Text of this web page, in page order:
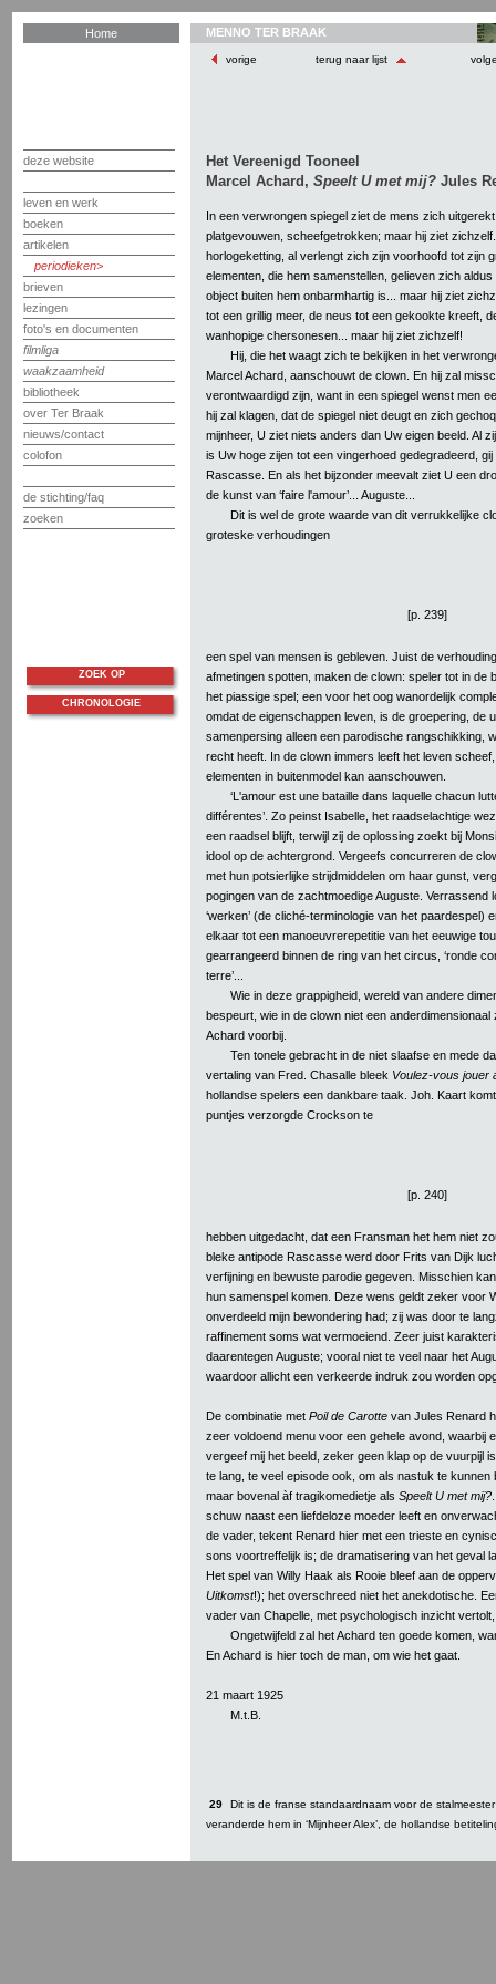
Home
deze website
leven en werk
boeken
artikelen
periodieken
brieven
lezingen
foto's en documenten
filmliga
waakzaamheid
bibliotheek
over Ter Braak
nieuws/contact
colofon
de stichting/faq
zoeken
MENNO TER BRAAK
vorige terug naar lijst
Het Vereenigd Tooneel
Marcel Achard, Speelt U met mij? Jules
In een verwrongen spiegel ziet de mens zich
platgevouwen, scheefgetrokken; maar hij ziet
horlogeketting, al verlengt zich zijn voorhoofd tot zijn
elementen, die hem samenstellen, gelieven zich
object buiten hem onbarmhartig is... maar hij ziet
tot een grillig meer, de neus tot een gekookte kreeft,
wanhopige chersonesen... maar hij ziet zichzelf!
Hij, die het waagt zich te bekijken in het
Marcel Achard, aanschouwt de clown. En hij zal
verontwaardigd zijn, want in een spiegel wenst men
hij zal klagen, dat de spiegel niet deugt en zich
mijnheer, U ziet niets anders dan Uw eigen beeld. Al
is Uw hoge zijen tot een vingerhoed gedegradeerd,
Rascasse. En als het bijzonder meevalt ziet U een
de kunst van ‘faire l'amour’... Auguste...
Dit is wel de grote waarde van dit verrukkelijke
groteske verhoudingen
[p. 239]
een spel van mensen is gebleven. Juist de
afmetingen spotten, maken de clown: speler tot in de
het piassige spel; een voor het oog wanordelijk
omdat de eigenschappen leven, is de groepering, de
samenpersing alleen een parodische rangschikking,
recht heeft. In de clown immers leeft het leven
elementen in buitenmodel kan aanschouwen.
‘L'amour est une bataille dans laquelle chacun
différentes’. Zo peinst Isabelle, het raadselachtige
een raadsel blijft, terwijl zij de oplossing zoekt bij
idool op de achtergrond. Vergeefs concurreren de
met hun potsierlijke strijdmiddelen om haar gunst,
pogingen van de zachtmoedige Auguste. Verrassend
‘werken’ (de cliché-terminologie van het paardespel)
elkaar tot een manoeuvrerepetitie van het eeuwige
gearrangeerd binnen de ring van het circus, ‘ronde
terre’...
Wie in deze grappigheid, wereld van andere
bespeurt, wie in de clown niet een anderdimensionaal
Achard voorbij.
Ten tonele gebracht in de niet slaafse en mede
vertaling van Fred. Chasalle bleek Voulez-vous jouer
hollandse spelers een dankbare taak. Joh. Kaart
puntjes verzorgde Crockson te
[p. 240]
hebben uitgedacht, dat een Fransman het hem niet
bleke antipode Rascasse werd door Frits van Dijk
verfijning en bewuste parodie gegeven. Misschien
hun samenspel komen. Deze wens geldt zeker voor
onverdeeld mijn bewondering had; zij was door te
raffinement soms wat vermoeiend. Zeer juist
daarentegen Auguste; vooral niet te veel naar het
waardoor allicht een verkeerde indruk zou worden
De combinatie met Poil de Carotte van Jules Renard
zeer voldoend menu voor een gehele avond, waarbij
vergeef mij het beeld, zeker geen klap op de vuurpijl
te lang, te veel episode ook, om als nastuk te kunnen
maar bovenal àf tragikomedietje als Speelt U met mij?
schuw naast een liefdeloze moeder leeft en
de vader, tekent Renard hier met een trieste en
sons voortreffelijk is; de dramatisering van het geval
Het spel van Willy Haak als Rooie bleef aan de
Uitkomst!); het overschreed niet het anekdotische.
vader van Chapelle, met psychologisch inzicht
Ongetwijfeld zal het Achard ten goede komen,
En Achard is hier toch de man, om wie het gaat.
21 maart 1925
M.t.B.
29
Dit is de franse standaardnaam voor de
veranderde hem in ‘Mijnheer Alex’, de hollandse
ZOEK OP
CHRONOLOGIE